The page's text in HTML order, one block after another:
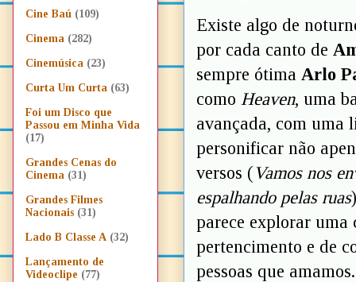
Existe algo de
por cada canto de
sempre ótima Arlo
como Heaven, uma
avançada, com uma
personificar não
versos (Vamos nos
espalhando pelas ruas
parece explorar uma
pertencimento e de
pessoas que
Cine Baú (109)
Cinema (282)
Cinemúsica (23)
Curta Um Curta (63)
Foi um Disco que
Passou em Minha Vida
(17)
Grandes Cenas do
Cinema (31)
Grandes Filmes
Nacionais (31)
Lado B Classe A (32)
Lançamento de
Videoclipe (77)